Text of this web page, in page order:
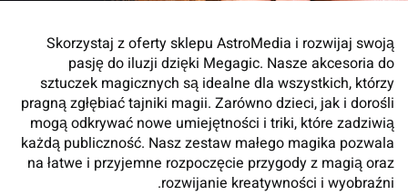
Skorzystaj z oferty sklepu AstroMedia i rozwijaj swoją
pasję do iluzji dzięki Megagic. Nasze akcesoria do
sztuczek magicznych są idealne dla wszystkich, którzy
pragną zgłębiać tajniki magii. Zarówno dzieci, jak i dorośli
mogą odkrywać nowe umiejętności i triki, które zadziwią
każdą publiczność. Nasz zestaw małego magika pozwala
na łatwe i przyjemne rozpoczęcie przygody z magią oraz
rozwijanie kreatywności i wyobraźni.